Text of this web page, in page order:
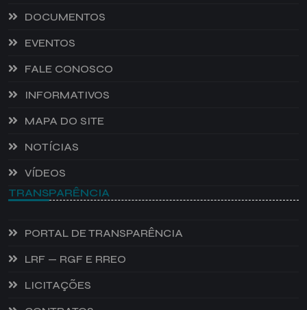
DOCUMENTOS
EVENTOS
FALE CONOSCO
INFORMATIVOS
MAPA DO SITE
NOTÍCIAS
VÍDEOS
TRANSPARÊNCIA
PORTAL DE TRANSPARÊNCIA
LRF — RGF E RREO
LICITAÇÕES